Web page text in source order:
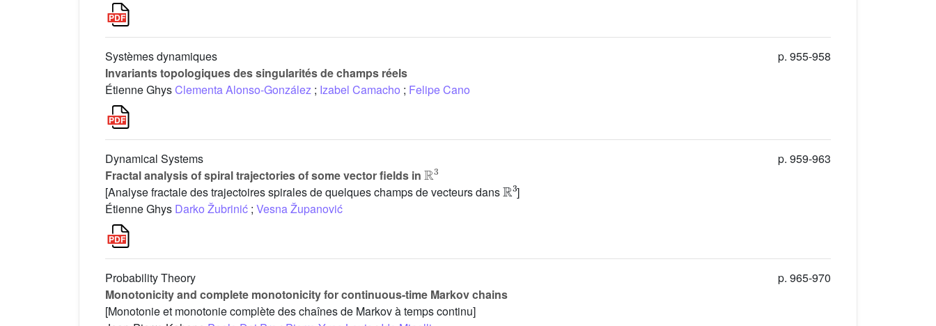
Systèmes dynamiques
Invariants topologiques des singularités de champs réels
Étienne GhysClementa Alonso-González ; Izabel Camacho ; Felipe Cano
p. 955-958
Dynamical Systems
Fractal analysis of spiral trajectories of some vector fields in
3
[Analyse fractale des trajectoires spirales de quelques champs de vecteurs dans
3
]
Étienne Ghys Darko Žubrinić ; Vesna Županović
p. 959-963
Probability Theory
Monotonicity and complete monotonicity for continuous-time Markov chains
[Monotonie et monotonie complète des chaînes de Markov à temps continu]
p. 965-970